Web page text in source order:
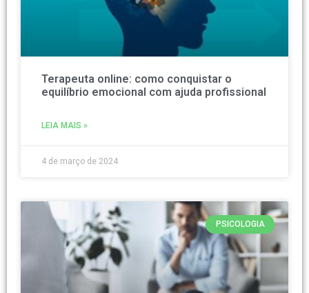
Terapeuta online: como conquistar o
equilíbrio emocional com ajuda profissional
LEIA MAIS »
4 de março de 2024
PSICOLOGIA